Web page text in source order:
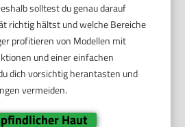
solltest du genau darauf
richtig hältst und welche Bereiche
profitieren von Modellen mit
und einer einfachen
dich vorsichtig herantasten und
vermeiden.
Haut